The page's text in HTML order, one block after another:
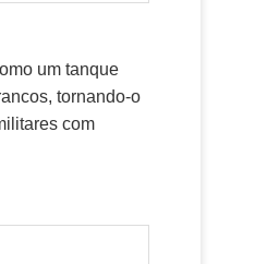
um tanque
tornando-o
com